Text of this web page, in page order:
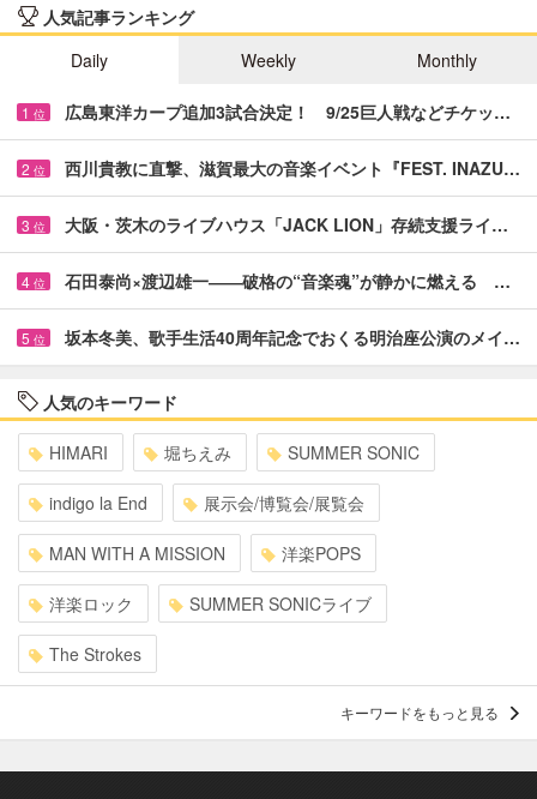
人気記事ランキング
Daily
Weekly Monthly
1 位 広島東洋カープ追加3試合決定！ 9/25巨人戦などチケッ…
2 位 西川貴教に直撃、滋賀最大の音楽イベント『FEST. INAZU…
3 位 大阪・茨木のライブハウス「JACK LION」存続支援ライ…
4 位 石田泰尚×渡辺雄一――破格の“音楽魂”が静かに燃える …
5 位 坂本冬美、歌手生活40周年記念でおくる明治座公演のメイ…
人気のキーワード
HIMARI 堀ちえみ SUMMER SONIC
indigo la End 展示会/博覧会/展覧会
MAN WITH A MISSION 洋楽POPS
洋楽ロック SUMMER SONICライブ
The Strokes
キーワードをもっと見る